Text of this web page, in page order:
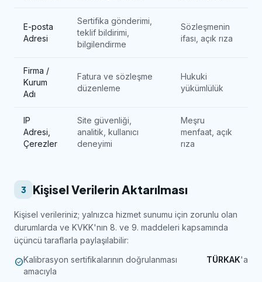
E-posta
Adresi
Sertifika gönderimi,
teklif bildirimi,
bilgilendirme
Sözleşmenin
ifası, açık rıza
Firma /
Kurum
Adı
Fatura ve sözleşme
düzenleme
Hukuki
yükümlülük
IP
Adresi,
Çerezler
Site güvenliği,
analitik, kullanıcı
deneyimi
Meşru
menfaat, açık
rıza
3 Kişisel Verilerin Aktarılması
Kişisel verileriniz; yalnızca hizmet sunumu için zorunlu olan
durumlarda ve KVKK'nın 8. ve 9. maddeleri kapsamında
üçüncü taraflarla paylaşılabilir:
check_circleKalibrasyon sertifikalarının doğrulanması
amacıyla
TÜRKAK'a